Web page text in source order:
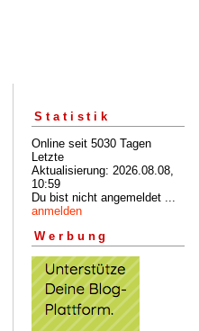
Statistik
Online seit 5030 Tagen
Letzte
Aktualisierung: 2026.08.08,
10:59
Du bist nicht angemeldet ...
anmelden
Werbung